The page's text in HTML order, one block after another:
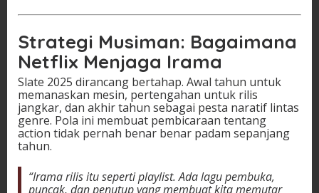
Strategi Musiman: Bagaimana
Netflix Menjaga Irama
Slate 2025 dirancang bertahap. Awal tahun untuk
memanaskan mesin, pertengahan untuk rilis
jangkar, dan akhir tahun sebagai pesta naratif lintas
genre. Pola ini membuat pembicaraan tentang
action tidak pernah benar benar padam sepanjang
tahun.
“Irama rilis itu seperti playlist. Ada lagu pembuka,
puncak, dan penutup yang membuat kita memutar